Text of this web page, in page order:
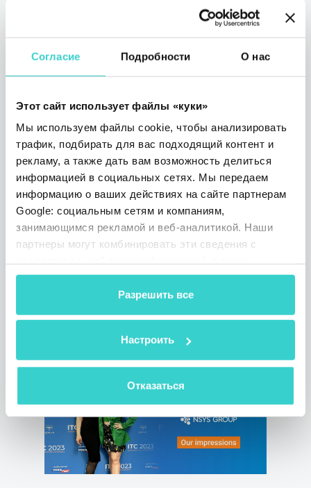
Согласие Подробности О нас
Этот сайт использует файлы «куки»
Мы используем файлы cookie, чтобы анализировать
трафик, подбирать для вас подходящий контент и
рекламу, а также дать вам возможность делиться
информацией в социальных сетях. Мы передаем
информацию о ваших действиях на сайте партнерам
Google: социальным сетям и компаниям,
занимающимся рекламой и веб-аналитикой. Наши
партнеры могут комбинировать эти сведения с
данными, которые они получили при использовании
Разрешить все
Настроить
Отказаться
NSYS Group на EXPO MOBILE
2023
вторник 13 июня 2023
Arina Zhuravel
Очень скоро команда NSYS отправится в
новое путешествие с амбициозными
планами расширения нашего присутствия
Expo Mobile 2023 Колумбия?
3 мин. на чтение